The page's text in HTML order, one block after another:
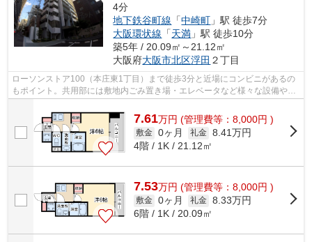
4分
地下鉄谷町線 「中崎町 」駅 徒歩7分
大阪環状線 「天満 」駅 徒歩10分
築5年 / 20.09㎡～21.12㎡
大阪府大阪市北区浮田 ２丁目
ローソンストア100（本庄東1丁目）まで徒歩3分と近場にコンビニがあるの
もポイント。共用部には敷地内ごみ置き場・エレベータなど様々な設備やサ
ービスが揃っているので便利です。造り...
7.61万円 (管理費等：8,000円 )
敷金 0ヶ月 礼金 8.41万円
4階 / 1K / 21.12㎡
7.53万円 (管理費等：8,000円 )
敷金 0ヶ月 礼金 8.33万円
6階 / 1K / 20.09㎡